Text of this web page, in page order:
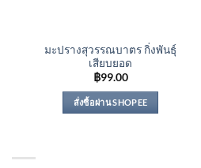
มะปรางสุวรรณบาตร กิ่งพันธุ์
เสียบยอด
฿99.00
สั่งซื้อผ่าน SHOPEE